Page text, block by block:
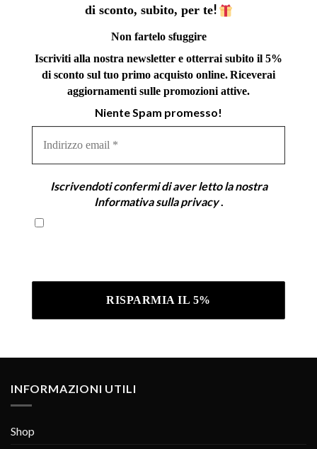
di sconto, subito, per te!
Non fartelo sfuggire
Iscriviti alla nostra newsletter e otterrai subito il 5%
di sconto sul tuo primo acquisto online.Riceverai
aggiornamenti sulle promozioni attive.
Niente Spam promesso!
email
Iscrivendoti confermi di aver letto la nostra
Informativa sulla privacy
INFORMAZIONI UTILI
Shop